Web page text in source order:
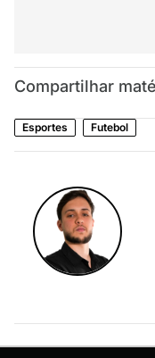
Compartilhar
Esportes Futebol